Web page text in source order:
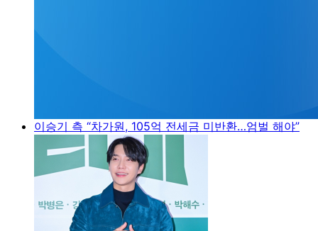
이승기 측 “차가원, 105억 전세금 미반환…엄벌 해야”